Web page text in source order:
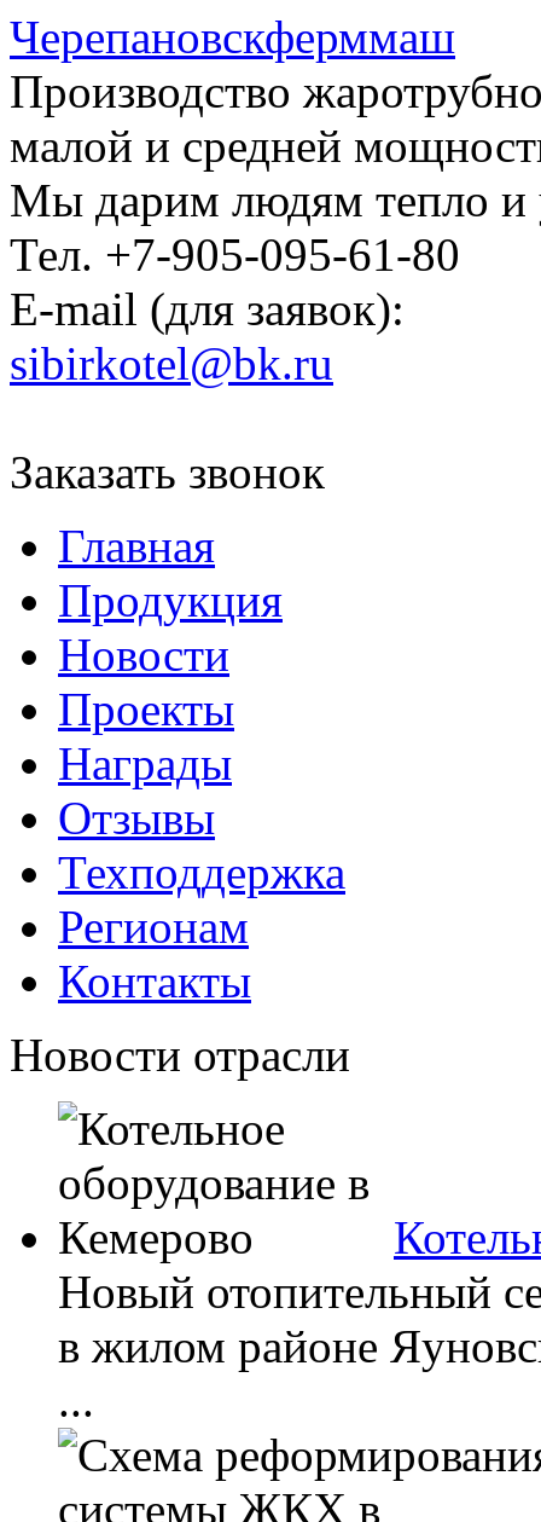
Черепановскферммаш
Производство
малой и средней
Мы дарим людям тепло и
Тел. +7-905-095-61-80
E-mail (для заявок):
sibirkotel@bk.ru
Заказать звонок
Главная
Продукция
Новости
Проекты
Награды
Отзывы
Техподдержка
Регионам
Контакты
Новости отрасли
Новый отопительный
в жилом районе
...